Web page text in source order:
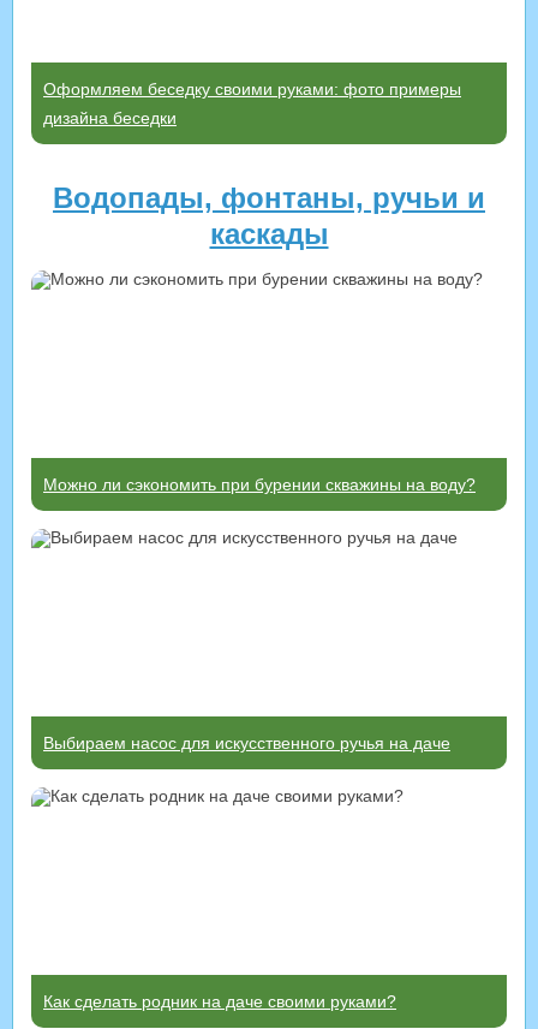
Оформляем беседку своими руками: фото примеры
дизайна беседки
Водопады, фонтаны, ручьи и
каскады
Можно ли сэкономить при бурении скважины на воду?
Выбираем насос для искусственного ручья на даче
Как сделать родник на даче своими руками?